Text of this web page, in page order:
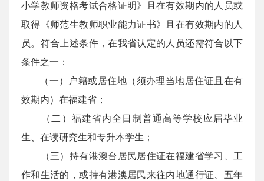
小学教师资格考试合格证明》且在有效期内的人员或
取得《师范生教师职业能力证书》且在有效期内的人
员。符合上述条件，在我省认定的人员还需符合以下
条件之一：
（一）户籍或居住地（须办理当地居住证且在有
效期内）在福建省；
（二）福建省内全日制普通高等学校应届毕业
生、在读研究生和专升本学生；
（三）持有港澳台居民居住证在福建省学习、工
作和生活的，或持有港澳居民来往内地通行证、五年